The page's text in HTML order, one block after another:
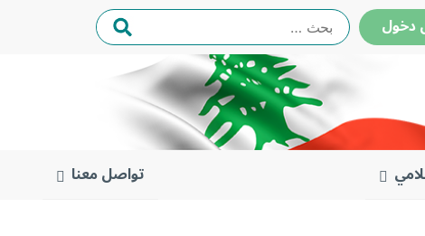
دخول البحث
عن:
تواصل معنا